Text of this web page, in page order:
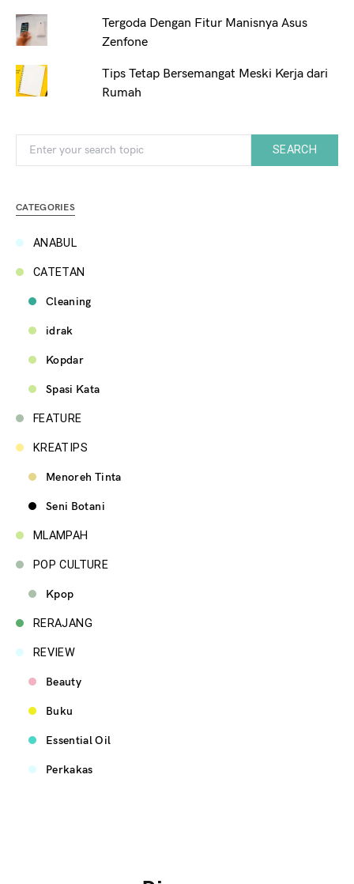
Tergoda Dengan Fitur Manisnya Asus
Zenfone
Tips Tetap Bersemangat Meski Kerja dari
Rumah
SEARCH
CATEGORIES
ANABUL
CATETAN
Cleaning
idrak
Kopdar
Spasi Kata
FEATURE
KREATIPS
Menoreh Tinta
Seni Botani
MLAMPAH
POP CULTURE
Kpop
RERAJANG
REVIEW
Beauty
Buku
Essential Oil
Perkakas